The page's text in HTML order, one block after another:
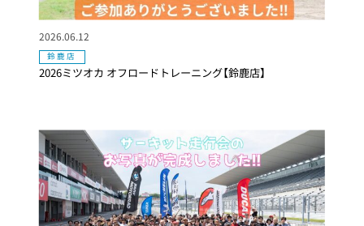
2026ミツオカ オフロードトレーニング【鈴鹿店】
2026.06.12
鈴鹿店